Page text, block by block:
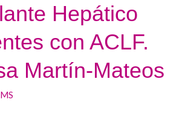
Hepático
con ACLF.
Martín-Mateos